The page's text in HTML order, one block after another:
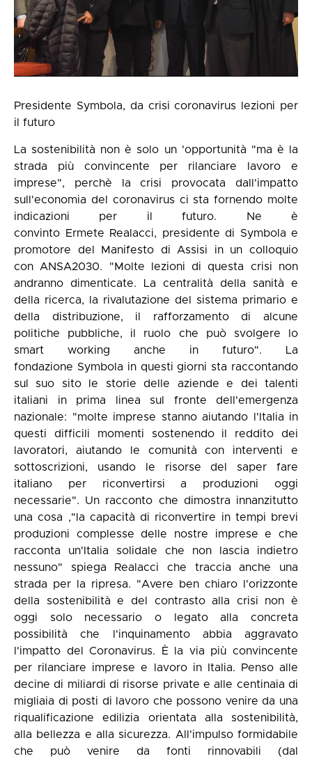
Presidente Symbola, da crisi coronavirus lezioni per
il futuro
La sostenibilità non è solo un 'opportunità "ma è la
strada più convincente per rilanciare lavoro e
imprese", perchè la crisi provocata dall'impatto
sull'economia del coronavirus ci sta fornendo molte
indicazioni per il futuro. Ne è
convinto Ermete Realacci, presidente di Symbola e
promotore del Manifesto di Assisi in un colloquio
con ANSA2030. "Molte lezioni di questa crisi non
andranno dimenticate. La centralità della sanità e
della ricerca, la rivalutazione del sistema primario e
della distribuzione, il rafforzamento di alcune
politiche pubbliche, il ruolo che può svolgere lo
smart working anche in futuro". La
fondazione Symbola in questi giorni sta raccontando
sul suo sito le storie delle aziende e dei talenti
italiani in prima linea sul fronte dell'emergenza
nazionale: "molte imprese stanno aiutando l'Italia in
questi difficili momenti sostenendo il reddito dei
lavoratori, aiutando le comunità con interventi e
sottoscrizioni, usando le risorse del saper fare
italiano per riconvertirsi a produzioni oggi
necessarie". Un racconto che dimostra innanzitutto
una cosa ,"la capacità di riconvertire in tempi brevi
produzioni complesse delle nostre imprese e che
racconta un'Italia solidale che non lascia indietro
nessuno" spiega Realacci che traccia anche una
strada per la ripresa. "Avere ben chiaro l'orizzonte
della sostenibilità e del contrasto alla crisi non è
oggi solo necessario o legato alla concreta
possibilità che l'inquinamento abbia aggravato
l'impatto del Coronavirus. È la via più convincente
per rilanciare imprese e lavoro in Italia. Penso alle
decine di miliardi di risorse private e alle centinaia di
migliaia di posti di lavoro che possono venire da una
riqualificazione edilizia orientata alla sostenibilità,
alla bellezza e alla sicurezza. All'impulso formidabile
che può venire da fonti rinnovabili (dal